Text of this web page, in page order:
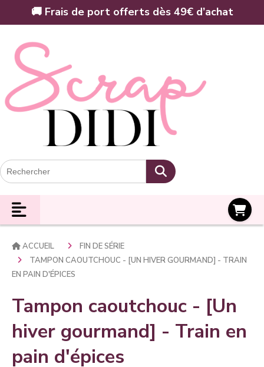
🚚 Frais de port offerts dès 49€ d’achat
ACCUEIL
FIN DE SÉRIE
TAMPON CAOUTCHOUC - [UN HIVER GOURMAND] - TRAIN
EN PAIN D'ÉPICES
Tampon caoutchouc - [Un
hiver gourmand] - Train en
pain d'épices